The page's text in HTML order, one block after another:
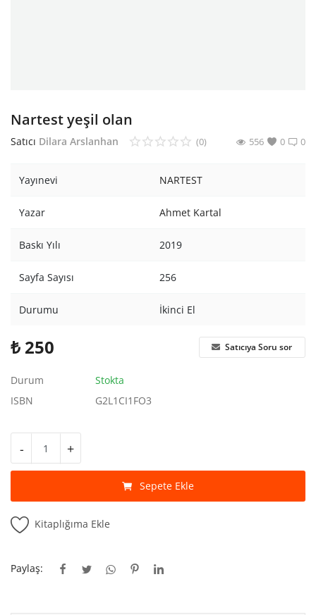
Hobi Kitapları
Destek Merkezi
Mağazalar
İletişim
Nartest yeşil olan
Satıcı Dilara Arslanhan 0
(0) 0
556
Yayınevi NARTEST
Yazar Ahmet Kartal
Baskı Yılı 2019
Sayfa Sayısı 256
Durumu İkinci El
₺ 250 Satıcıya Soru sor
Durum
Stokta
ISBN
G2L1CI1FO3
- +
Sepete Ekle
Kitaplığıma Ekle
Paylaş: